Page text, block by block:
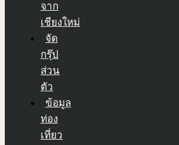
จาก
เชียงใหม่
จัด
กรุ๊ป
ส่วน
ตัว
ข้อมูล
ท่อง
เที่ยว